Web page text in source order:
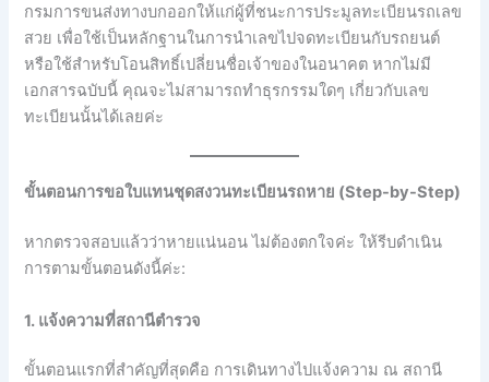
กรมการขนส่งทางบกออกให้แก่ผู้ที่ชนะการประมูลทะเบียนรถเลข
สวย เพื่อใช้เป็นหลักฐานในการนำเลขไปจดทะเบียนกับรถยนต์
หรือใช้สำหรับโอนสิทธิ์เปลี่ยนชื่อเจ้าของในอนาคต หากไม่มี
เอกสารฉบับนี้ คุณจะไม่สามารถทำธุรกรรมใดๆ เกี่ยวกับเลข
ทะเบียนนั้นได้เลยค่ะ
ขั้นตอนการขอใบแทนชุดสงวนทะเบียนรถหาย (Step-by-Step)
หากตรวจสอบแล้วว่าหายแน่นอน ไม่ต้องตกใจค่ะ ให้รีบดำเนิน
การตามขั้นตอนดังนี้ค่ะ:
1. แจ้งความที่สถานีตำรวจ
ขั้นตอนแรกที่สำคัญที่สุดคือ การเดินทางไปแจ้งความ ณ สถานี